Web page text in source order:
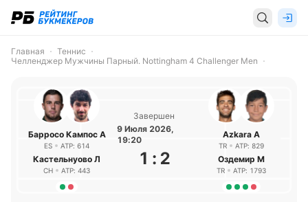
Главная
Теннис
Челленджер Мужчины Парный. Nottingham 4 Challenger Men
Барросо Кампос А
ES ATP: 614
Кастельнуово Л
CH ATP: 443
Завершен
9 Июля 2026,
19:20
1 : 2
Azkara А
TR ATP: 829
Оздемир М
TR ATP: 1793